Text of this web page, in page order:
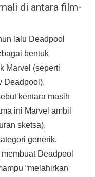
di antara film-
lalu Deadpool
bentuk
Marvel (seperti
Deadpool).
kentara masih
ini Marvel ambil
sketsa),
generik.
Deadpool
“melahirkan